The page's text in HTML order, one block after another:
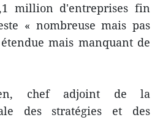
million d'entreprises fin
« nombreuse mais pas
mais manquant de
chef adjoint de la
des stratégies et des